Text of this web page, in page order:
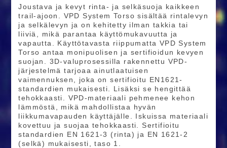
Joustava ja kevyt rinta- ja selkäsuoja kaikkeen
trail-ajoon. VPD System Torso sisältää rintalevyn
ja selkälevyn ja on kehitetty ilman takkia tai
liiviä, mikä parantaa käyttömukavuutta ja
vapautta. Käyttötavasta riippumatta VPD System
Torso antaa monipuolisen ja sertifioidun kevyen
suojan. 3D-valuprosessilla rakennettu VPD-
järjestelmä tarjoaa ainutlaatuisen
vaimennuksen, joka on sertifioitu EN1621-
standardien mukaisesti. Lisäksi se hengittää
tehokkaasti. VPD-materiaali pehmenee kehon
lämmöstä, mikä mahdollistaa hyvän
liikkumavapauden käyttäjälle. Iskuissa materiaali
kovettuu ja suojaa tehokkaasti. Sertifioitu
standardien EN 1621-3 (rinta) ja EN 1621-2
(selkä) mukaisesti, taso 1.